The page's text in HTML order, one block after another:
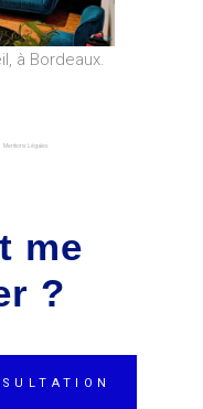
à Bordeaux.
Mentions Légales
me
?